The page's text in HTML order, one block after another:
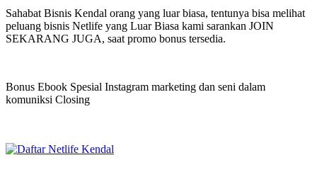
Sahabat Bisnis Kendal orang yang luar biasa, tentunya bisa melihat
peluang bisnis Netlife yang Luar Biasa kami sarankan JOIN
SEKARANG JUGA, saat promo bonus tersedia.
Bonus Ebook Spesial Instagram marketing dan seni dalam
komuniksi Closing